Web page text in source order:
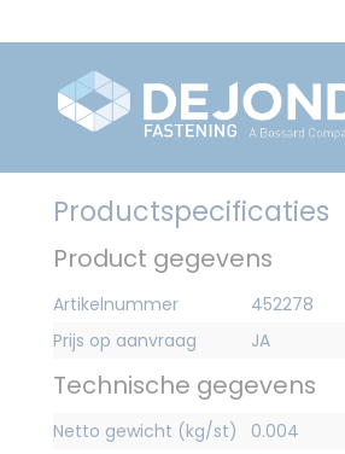
Productspecificaties
Product gegevens
Artikelnummer
452278
Prijs op aanvraag
JA
Technische gegevens
Netto gewicht (kg/st)
0.004